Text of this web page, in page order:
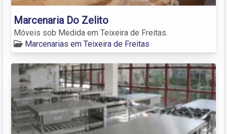
Marcenaria Do Zelito
Móveis sob Medida em Teixeira de Freitas.
Marcenarias em Teixeira de Freitas